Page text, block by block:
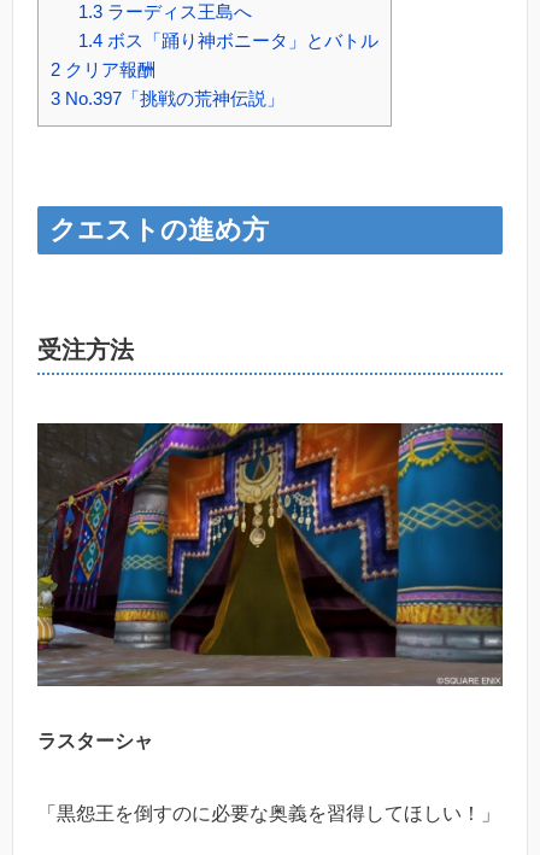
1.3ラーディス王島へ
1.4ボス「踊り神ボニータ」とバトル
2 クリア報酬
3 No.397「挑戦の荒神伝説」
クエストの進め方
受注方法
ラスターシャ
「黒怨王を倒すのに必要な奥義を習得してほしい！」